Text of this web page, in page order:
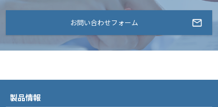
お問い合わせフォーム
製品情報